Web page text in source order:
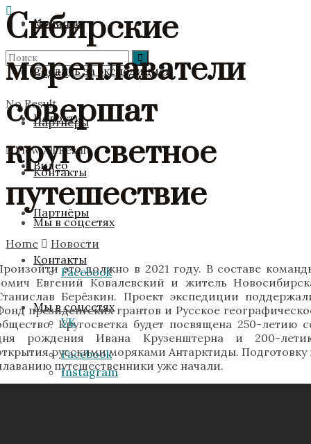
Новости
Видео
Партнёры
Контакты
Мы в соцсетях
Facebook
VK
Instagram
Команда
Следить за экспедицией
Новости
Видео
Партнёры
Контакты
Мы в соцсетях
Facebook
No Result
View All Result
Сибирские
мореплаватели
совершат
кругосветное
путешествие
Home
Новости
это должно в 2021 году. В составе
Евгений Ковалевский и житель
Берёзкин. Проект экспедиции
президентских грантов и Русское
Кругосветка будет посвящена 250-летию
рождения Ивана Крузенштерна и 200-
русскими моряками Антарктиды. Подготовку
путешественники уже начали.